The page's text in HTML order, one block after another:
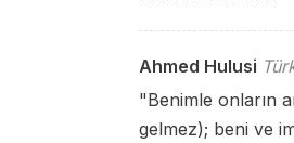
Ahmed Hulusi
"Benimle onların
gelmez); beni ve